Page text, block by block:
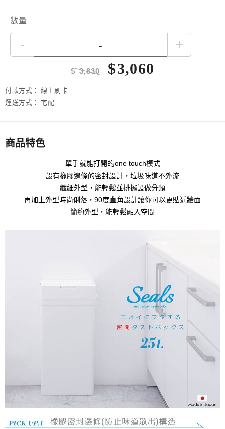
數量
- +
$3,830 $3,060
付款方式： 線上刷卡
運送方式：
宅配
商品特色
單手就能打開的one touch模式
設有橡膠邊條的密封設計，垃圾味道不外流
纖細外型，能輕鬆並排擺設做分類
再加上外型時尚俐落，90度直角設計讓你可以更貼近牆面
簡約外型，能輕鬆融入空間